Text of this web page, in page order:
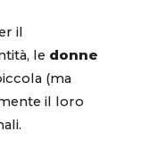
il
le donne
(ma
il loro